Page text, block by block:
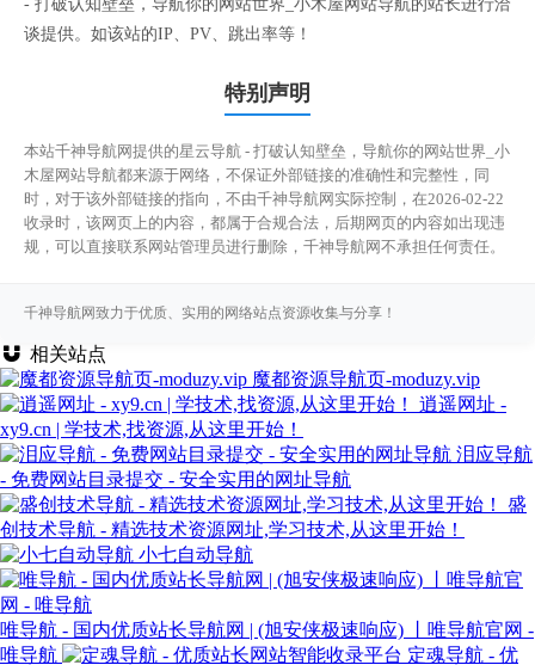
- 打破认知壁垒，导航你的网站世界_小木屋网站导航的站长进行洽
谈提供。如该站的IP、PV、跳出率等！
特别声明
本站千神导航网提供的星云导航 - 打破认知壁垒，导航你的网站世界_小
木屋网站导航都来源于网络，不保证外部链接的准确性和完整性，同
时，对于该外部链接的指向，不由千神导航网实际控制，在2026-02-22
收录时，该网页上的内容，都属于合规合法，后期网页的内容如出现违
规，可以直接联系网站管理员进行删除，千神导航网不承担任何责任。
千神导航网致力于优质、实用的网络站点资源收集与分享！
相关站点
魔都资源导航页-moduzy.vip
逍遥网址 -
xy9.cn | 学技术,找资源,从这里开始！
泪应导航
- 免费网站目录提交 - 安全实用的网址导航
盛
创技术导航 - 精选技术资源网址,学习技术,从这里开始！
小七自动导航
唯导航 - 国内优质站长导航网 | (旭安侠极速响应) 丨唯导航官网 -
唯导航
定魂导航 - 优